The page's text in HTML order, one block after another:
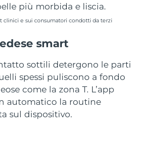
più morbida e liscia.
clinici e sui consumatori condotti da terzi
smart
sottili detergono le parti
spessi puliscono a fondo
come la zona T. L’app
automatico la routine
sul dispositivo.